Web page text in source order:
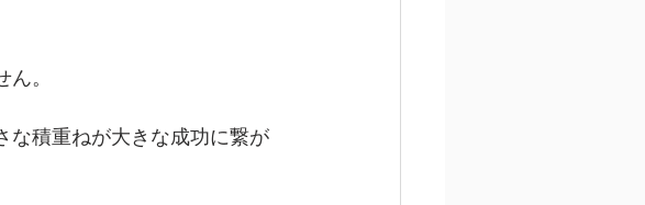
。
な積重ねが大きな成功に繋が